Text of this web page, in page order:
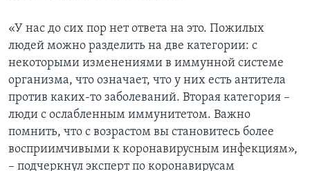
«У нас до сих пор нет ответа на это. Пожилых
людей можно разделить на две категории: с
некоторыми изменениями в иммунной системе
организма, что означает, что у них есть антитела
против каких-то заболеваний. Вторая категория –
люди с ослабленным иммунитетом. Важно
помнить, что с возрастом вы становитесь более
восприимчивыми к коронавирусным инфекциям»,
– подчеркнул эксперт по коронавирусам